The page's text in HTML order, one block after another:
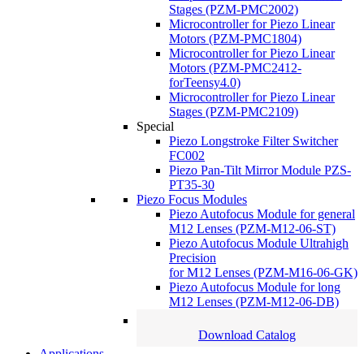
Stages (PZM-PMC2002)
Microcontroller for Piezo Linear
Motors (PZM-PMC1804)
Microcontroller for Piezo Linear
Motors (PZM-PMC2412-
forTeensy4.0)
Microcontroller for Piezo Linear
Stages (PZM-PMC2109)
Special
Piezo Longstroke Filter Switcher
FC002
Piezo Pan-Tilt Mirror Module PZS-
PT35-30
Piezo Focus Modules
Piezo Autofocus Module for general
M12 Lenses (PZM-M12-06-ST)
Piezo Autofocus Module Ultrahigh
Precision
for M12 Lenses (PZM-M16-06-GK)
Piezo Autofocus Module for long
M12 Lenses (PZM-M12-06-DB)
Download Catalog